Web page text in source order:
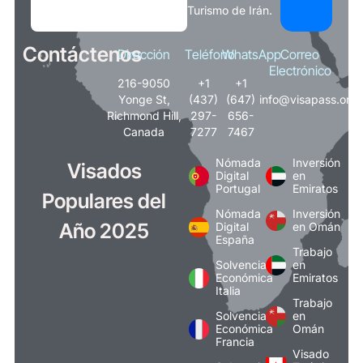
Turismo de Irán.
ContáctenosDirección
216-9050
Yonge St,
Richmond Hill,
Canada
Teléfono
+1
(437)
297-
7277
WhatsApp
+1
(647)
656-
7467
Correo
Electrónico
info@visapass.org
Visados
Populares del
Año 2025
Nómada
Digital
Portugal
Nómada
Digital
España
Solvencia
Económica
Italia
Solvencia
Económica
Francia
Inversión
en
Emiratos
Inversión
en Omán
Trabajo
en
Emiratos
Trabajo
en
Omán
Visado